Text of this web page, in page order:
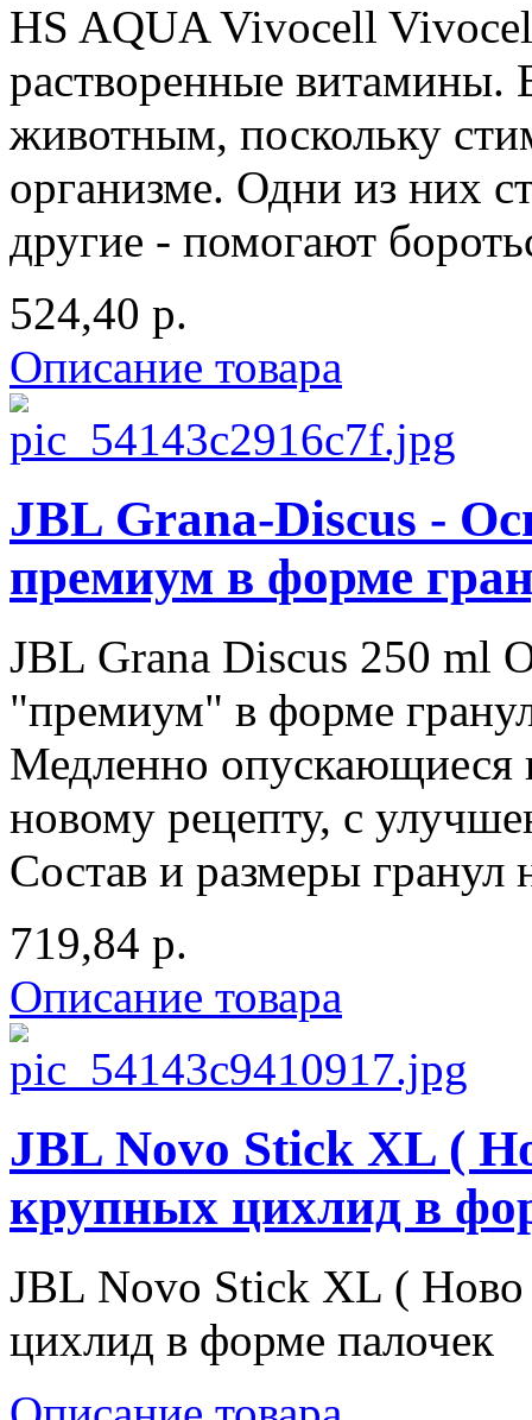
HS AQUA Vivocell
растворенные
животным, поскольку
организме. Одни из них
другие - помогают
524,40 р.
Описание товара
JBL Grana-Discus -
премиум в форме
JBL Grana Discus 250 ml
"премиум" в форме
Медленно опускающиеся
новому рецепту, с
Состав и размеры гранул
719,84 р.
Описание товара
JBL Novo Stick XL (
крупных цихлид в
JBL Novo Stick XL (
цихлид в форме палочек